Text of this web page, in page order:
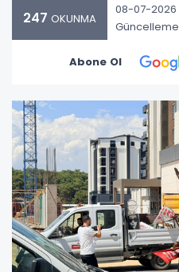
247 OKUNMA
08-07-2026
Abone Ol